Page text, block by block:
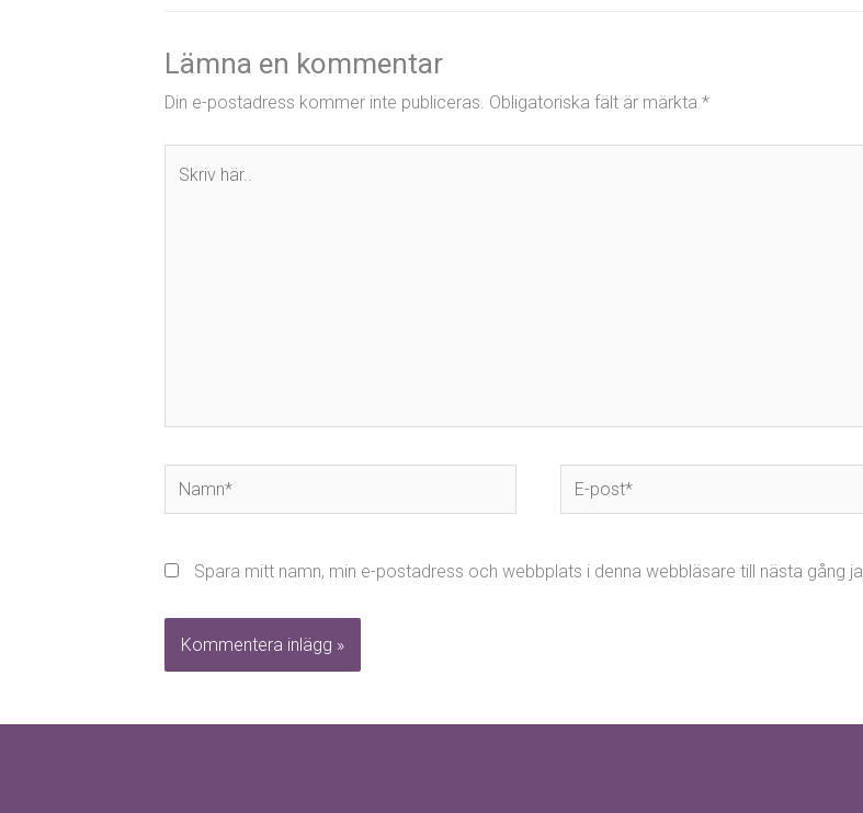
Lämna en kommentar
Din e-postadress kommer inte publiceras. Obligatoriska fält är märkta *
Namn*
post*
Spara mitt namn, min e-postadress och webbplats i denna webbläsare till nästa gång